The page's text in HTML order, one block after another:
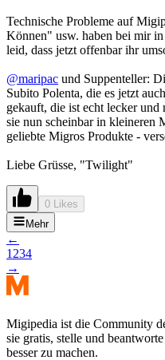
Technische Probleme auf
Können" usw. haben bei mir
leid, dass jetzt offenbar ihr
@maripac und Suppenteller:
Subito Polenta, die es jetzt
gekauft, die ist echt lecker und
sie nun scheinbar in kleineren
geliebte Migros Produkte -
Liebe Grüsse, "Twilight"
0 Likes
Mehr
←
1 234
→
Migipedia ist die Community
sie gratis, stelle und
besser zu machen.